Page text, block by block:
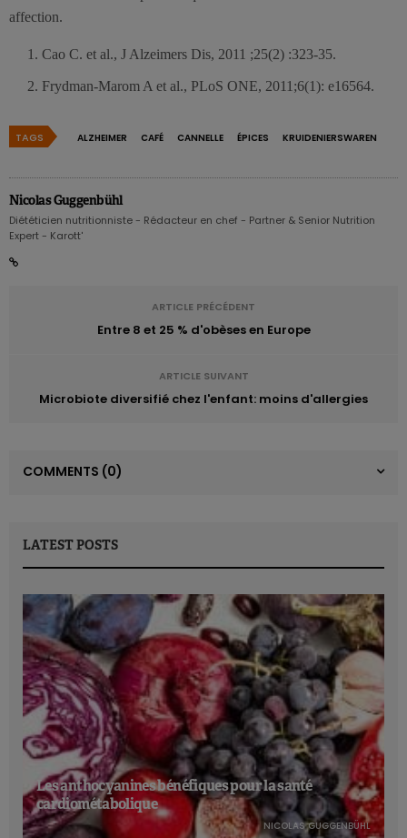
affection.
Cao C. et al., J Alzeimers Dis, 2011 ;25(2) :323-35.
Frydman-Marom A et al., PLoS ONE, 2011;6(1): e16564.
TAGS ALZHEIMER CAFÉ CANNELLE ÉPICES KRUIDENIERSWAREN
Nicolas Guggenbühl
Diététicien nutritionniste - Rédacteur en chef - Partner & Senior Nutrition
Expert - Karott'
ARTICLE PRÉCÉDENT
Entre 8 et 25 % d'obèses en Europe
ARTICLE SUIVANT
Microbiote diversifié chez l'enfant: moins d'allergies
COMMENTS (0)
LATEST POSTS
Les anthocyanines bénéfiques pour la santé
cardiométabolique
NICOLAS GUGGENBÜHL